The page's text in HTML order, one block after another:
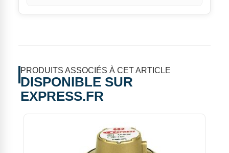
PRODUITS ASSOCIÉS À CET ARTICLE
DISPONIBLE SUR
EXPRESS.FR